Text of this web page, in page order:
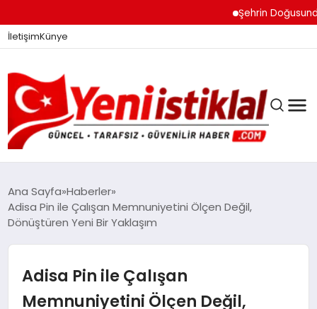
Şehrin Doğusundan
İletişimKünye
GÜNDEM
DÜNYA
Ana Sayfa Haberler
Adisa Pin ile Çalışan Memnuniyetini Ölçen Değil,
Dönüştüren Yeni Bir Yaklaşım
Adisa Pin ile Çalışan
Memnuniyetini Ölçen Değil,